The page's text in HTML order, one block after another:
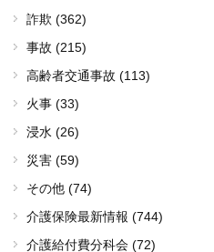
詐欺 (362)
事故 (215)
高齢者交通事故 (113)
火事 (33)
浸水 (26)
災害 (59)
その他 (74)
介護保険最新情報 (744)
介護給付費分科会 (72)